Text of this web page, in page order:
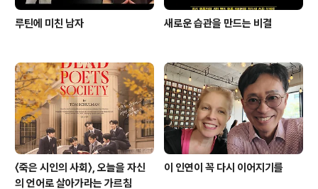
루틴에 미친 남자 새로운 습관을 만드는 비결
〈죽은 시인의 사회〉, 오늘을 자신
의 언어로 살아가라는 가르침
이 인연이 꼭 다시 이어지기를